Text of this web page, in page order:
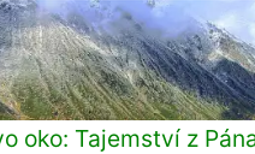
oko: Tajemství z